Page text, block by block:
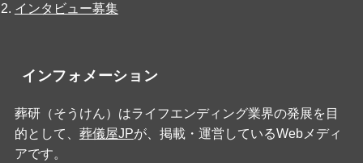
インタビュー募集
インフォメーション
葬研（そうけん）はライフエンディング業界の発展を目
的として、 葬儀屋JPが、掲載・運営しているWebメディ
アです。